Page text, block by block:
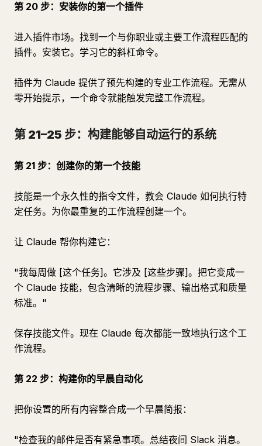
第 20 步：安装你的第一个插件
进入插件市场。找到一个与你职业或主要工作流程匹配的
插件。安装它。学习它的斜杠命令。
插件为 Claude 提供了预先构建的专业工作流程。无需从
零开始提示，一个命令就能触发完整工作流程。
第 21–25 步：构建能够自动运行的系统
第 21 步：创建你的第一个技能
技能是一个永久性的指令文件，教会 Claude 如何执行特
定任务。为你最重复的工作流程创建一个。
让 Claude 帮你构建它：
"我每周做 [这个任务]。它涉及 [这些步骤]。把它变成一
个 Claude 技能，包含清晰的流程步骤、输出格式和质量
标准。"
保存技能文件。现在 Claude 每次都能一致地执行这个工
作流程。
第 22 步：构建你的早晨自动化
把你设置的所有内容整合成一个早晨简报：
"检查我的邮件是否有紧急事项。总结夜间 Slack 消息。